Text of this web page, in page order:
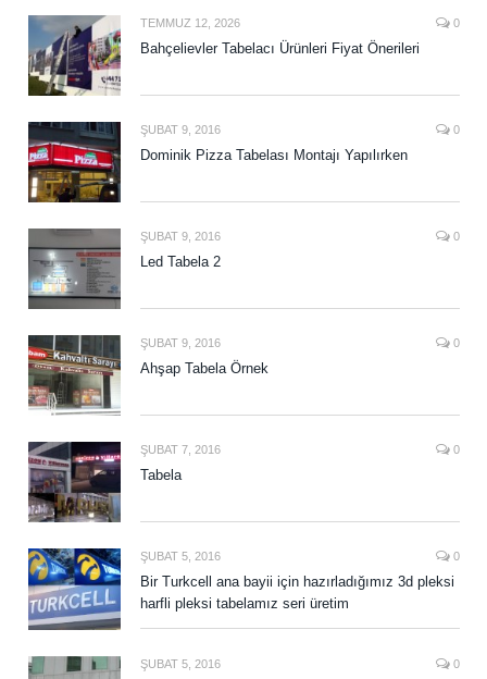
TEMMUZ 12, 2026 0
Bahçelievler Tabelacı Ürünleri Fiyat Önerileri
ŞUBAT 9, 2016 0
Dominik Pizza Tabelası Montajı Yapılırken
ŞUBAT 9, 2016 0
Led Tabela 2
ŞUBAT 9, 2016 0
Ahşap Tabela Örnek
ŞUBAT 7, 2016 0
Tabela
ŞUBAT 5, 2016 0
Bir Turkcell ana bayii için hazırladığımız 3d pleksi
harfli pleksi tabelamız seri üretim
ŞUBAT 5, 2016 0